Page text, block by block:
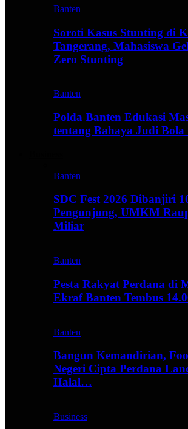
Banten
Soroti Kasus Stunting di
Tangerang, Mahasiswa
Zero Stunting
Banten
Polda Banten Edukasi
tentang Bahaya Judi Bola
Banten
SDC Fest 2026 Dibanjiri
Pengunjung, UMKM
Miliar
Banten
Pesta Rakyat Perdana di
Ekraf Banten Tembus
Banten
Bangun Kemandirian,
Negeri Cipta Perdana
Halal…
Business